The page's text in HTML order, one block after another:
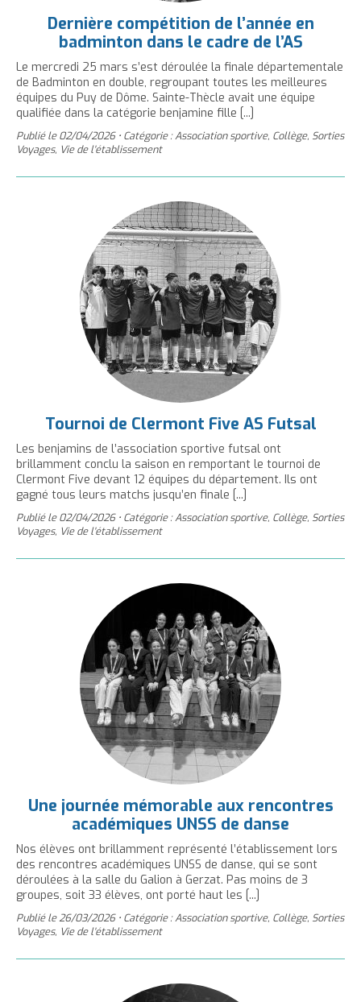
Dernière compétition de l’année en
badminton dans le cadre de l’AS
Le mercredi 25 mars s’est déroulée la finale départementale
de Badminton en double, regroupant toutes les meilleures
équipes du Puy de Dôme. Sainte-Thècle avait une équipe
qualifiée dans la catégorie benjamine fille [...]
Publié le02/04/2026 • Catégorie : Association sportive, Collège, Sorties
Voyages, Vie de l'établissement
Tournoi de Clermont Five AS Futsal
Les benjamins de l’association sportive futsal ont
brillamment conclu la saison en remportant le tournoi de
Clermont Five devant 12 équipes du département. Ils ont
gagné tous leurs matchs jusqu’en finale [...]
Publié le02/04/2026 • Catégorie : Association sportive, Collège, Sorties
Voyages, Vie de l'établissement
Une journée mémorable aux rencontres
académiques UNSS de danse
Nos élèves ont brillamment représenté l’établissement lors
des rencontres académiques UNSS de danse, qui se sont
déroulées à la salle du Galion à Gerzat. Pas moins de 3
groupes, soit 33 élèves, ont porté haut les [...]
Publié le26/03/2026 • Catégorie : Association sportive, Collège, Sorties
Voyages, Vie de l'établissement